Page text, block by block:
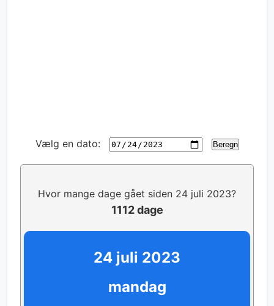
Vælg en dato: Beregn
Hvor mange dage gået siden 24 juli 2023?
1112 dage
24 juli 2023
mandag